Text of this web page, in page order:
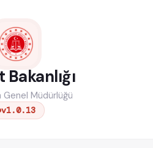
Genel Müdürlüğü
v1.0.13